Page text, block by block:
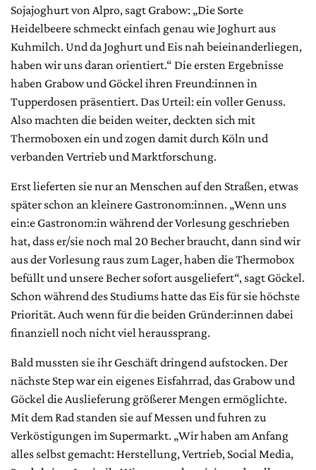
Sojajoghurt von Alpro, sagt Grabow: „Die Sorte
Heidelbeere schmeckt einfach genau wie Joghurt aus
Kuhmilch. Und da Joghurt und Eis nah beieinanderliegen,
haben wir uns daran orientiert.“ Die ersten Ergebnisse
haben Grabow und Göckel ihren Freund:innen in
Tupperdosen präsentiert. Das Urteil: ein voller Genuss.
Also machten die beiden weiter, deckten sich mit
Thermoboxen ein und zogen damit durch Köln und
verbanden Vertrieb und Marktforschung.
Erst lieferten sie nur an Menschen auf den Straßen, etwas
später schon an kleinere Gastronom:innen. „Wenn uns
ein:e Gastronom:in während der Vorlesung geschrieben
hat, dass er/sie noch mal 20 Becher braucht, dann sind wir
aus der Vorlesung raus zum Lager, haben die Thermobox
befüllt und unsere Becher sofort ausgeliefert“, sagt Göckel.
Schon während des Studiums hatte das Eis für sie höchste
Priorität. Auch wenn für die beiden Gründer:innen dabei
finanziell noch nicht viel heraussprang.
Bald mussten sie ihr Geschäft dringend aufstocken. Der
nächste Step war ein eigenes Eisfahrrad, das Grabow und
Göckel die Auslieferung größerer Mengen ermöglichte.
Mit dem Rad standen sie auf Messen und fuhren zu
Verköstigungen im Supermarkt. „Wir haben am Anfang
alles selbst gemacht: Herstellung, Vertrieb, Social Media,